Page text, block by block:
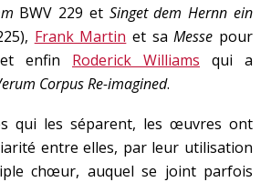
BWV 229 et Singet dem Hernn ein
Frank Martin et saMesse pour
enfin Roderick Williams qui a
Corpus Re-imagined.
qui les séparent, les œuvres ont
entre elles, par leur utilisation
chœur, auquel se joint parfois